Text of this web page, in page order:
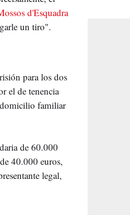
d'Esquadra
un tiro".
para los dos
el de tenencia
familiar
de 60.000
40.000 euros,
legal,